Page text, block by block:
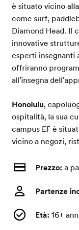
è situato vicino
come surf,
Diamond Head. Il
innovative
esperti insegnanti
offriranno
all'insegna
Honolulu,
ospitalità, la sua
campus EF è
vicino a negozi,
Prezzo: a
Partenze
Età: 16+